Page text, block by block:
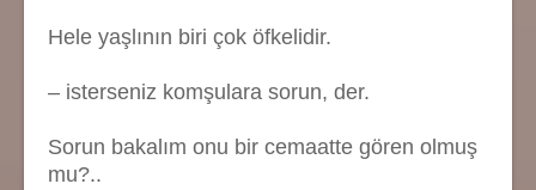
Hele yaşlının biri çok öfkelidir.
– isterseniz komşulara sorun, der.
Sorun bakalım onu bir cemaatte gören olmuş
mu?..